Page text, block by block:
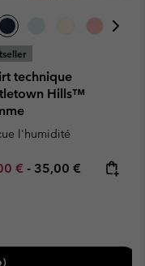
technique
Hills™
l'humidité
sale price:
€ - Maximum price:
35,00 €